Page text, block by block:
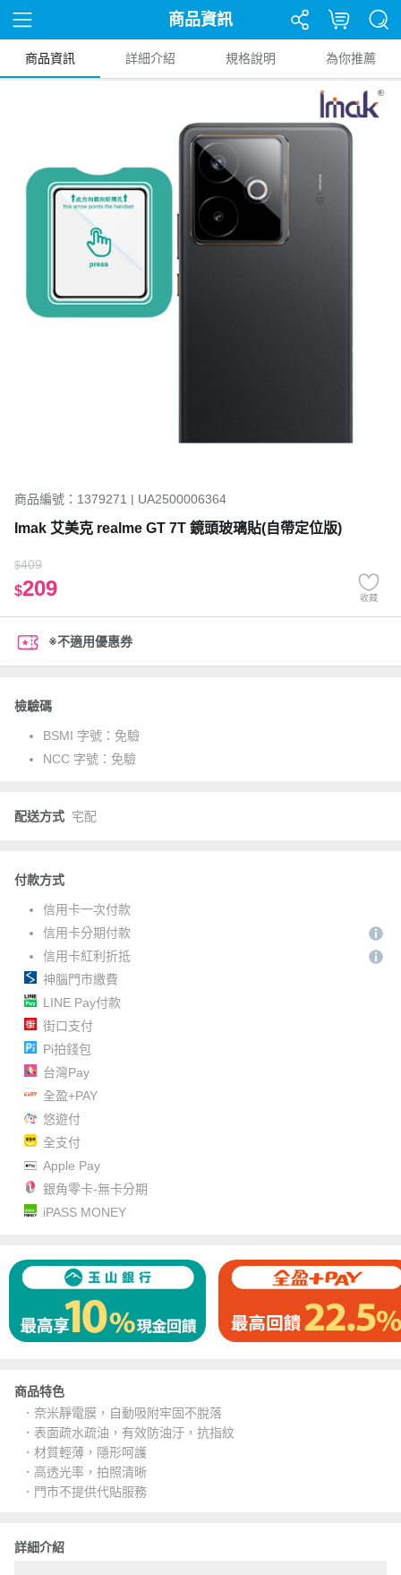
商品資訊
商品資訊 詳細介紹 規格說明 為你推薦
商品編號：1379271 | UA2500006364
Imak 艾美克 realme GT 7T 鏡頭玻璃貼(自帶定位版)
$409
$209 收藏
※不適用優惠券
檢驗碼
BSMI 字號： 免驗
NCC 字號： 免驗
配送方式 宅配
付款方式
信用卡一次付款
信用卡分期付款
信用卡紅利折抵
神腦門市繳費
LINE Pay付款
街口支付
Pi拍錢包
台灣Pay
全盈+PAY
悠遊付
全支付
Apple Pay
銀角零卡-無卡分期
iPASS MONEY
商品特色
．奈米靜電膜，自動吸附牢固不脫落
．表面疏水疏油，有效防油汙，抗指紋
．材質輕薄，隱形呵護
．高透光率，拍照清晰
．門市不提供代貼服務
詳細介紹